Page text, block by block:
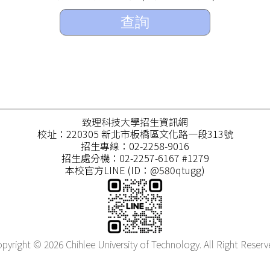
查詢
致理科技大學招生資訊網
校址：220305 新北市板橋區文化路一段313號
招生專線：02-2258-9016
招生處分機：02-2257-6167 #1279
本校官方LINE (ID：@580qtugg)
© 2026 Chihlee University of Technology. All Right